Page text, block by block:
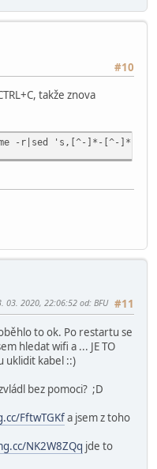
#10
takže znova
-r|sed 's,[^-]*-[^-]*-,,')
#11
03. 2020, 22:06:52 od: BFU
to ok. Po restartu se
hledat wifi a ... JE TO
uklidit kabel ::)
bez pomoci? ;D
FftwTGKfa jsem z toho
NK2W8ZQq jde to